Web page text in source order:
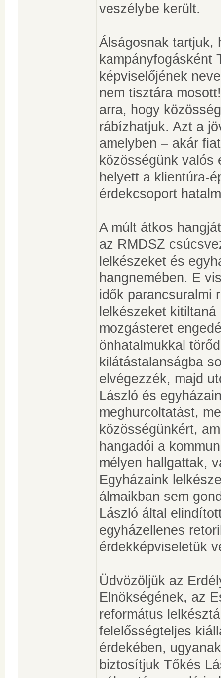
veszélybe került.
Álságosnak tartjuk,
kampányfogásként
képviselőjének
nem tisztára
arra, hogy
rábízhatjuk. Azt a
amelyben – akár
közösségünk valós
helyett a klientúra-
érdekcsoport
A múlt átkos
az RMDSZ
lelkészeket és
hangnemében. E
idők parancsuralmi
lelkészeket
mozgásteret
önhatalmukkal
kilátástalanságba
elvégezzék, majd
László és
meghurcoltatást,
közösségünkért,
hangadói a
mélyen hallgattak,
Egyházaink
álmaikban sem
László által
egyházellenes
érdekképviseletük
Üdvözöljük az
Elnökségének, az
református
felelősségteljes
érdekében,
biztosítjuk Tőkés